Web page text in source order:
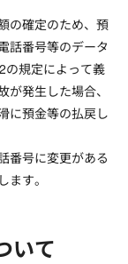
の確定のため、預
話番号等のデータ
の規定によって義
発生した場合、
に預金等の払戻し
番号に変更がある
す。
いて